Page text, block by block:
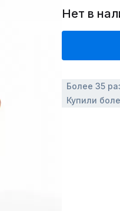
Нет в
Более 35
Купили